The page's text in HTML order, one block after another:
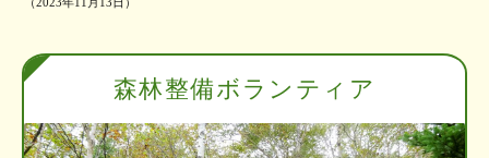
森林整備ボランティア